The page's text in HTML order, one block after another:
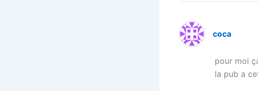
coca
pour moi
la pub a